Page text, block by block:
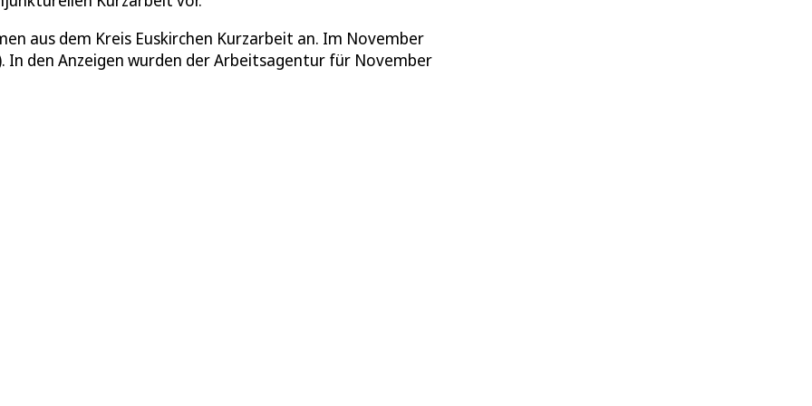
aus dem Kreis Euskirchen Kurzarbeit an. Im November
den Anzeigen wurden der Arbeitsagentur für November